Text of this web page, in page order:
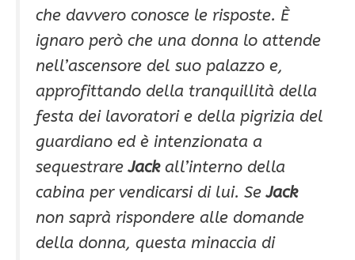
che davvero conosce le risposte. È
ignaro però che una donna lo attende
nell’ascensore del suo palazzo e,
approfittando della tranquillità della
festa dei lavoratori e della pigrizia del
guardiano ed è intenzionata a
sequestrareJackall’interno della
cabina per vendicarsi di lui. SeJack
non saprà rispondere alle domande
della donna, questa minaccia di